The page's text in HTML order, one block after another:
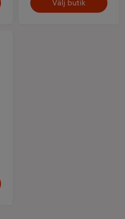
Välj butik